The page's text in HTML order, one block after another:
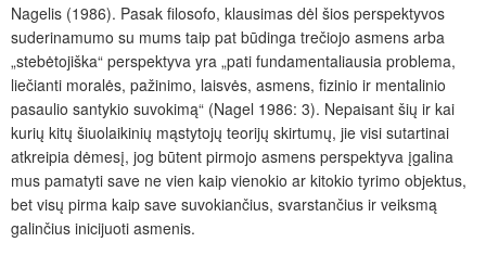
Nagelis (1986). Pasak filosofo, klausimas dėl šios perspektyvos
suderinamumo su mums taip pat būdinga trečiojo asmens arba
„stebėtojiška“ perspektyva yra „pati fundamentaliausia problema,
liečianti moralės, pažinimo, laisvės, asmens, fizinio ir mentalinio
pasaulio santykio suvokimą“ (Nagel 1986: 3). Nepaisant šių ir kai
kurių kitų šiuolaikinių mąstytojų teorijų skirtumų, jie visi sutartinai
atkreipia dėmesį, jog būtent pirmojo asmens perspektyva įgalina
mus pamatyti save ne vien kaip vienokio ar kitokio tyrimo objektus,
bet visų pirma kaip save suvokiančius, svarstančius ir veiksmą
galinčius inicijuoti asmenis.